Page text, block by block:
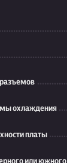
разъемов
охлаждения
платы
или южного